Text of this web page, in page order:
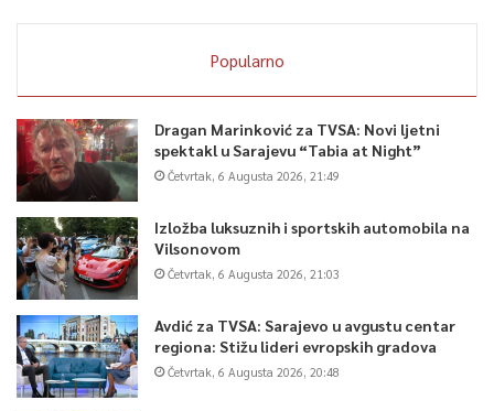
Popularno
Dragan Marinković za TVSA: Novi ljetni
spektakl u Sarajevu “Tabia at Night”
Četvrtak, 6 Augusta 2026, 21:49
Izložba luksuznih i sportskih automobila na
Vilsonovom
Četvrtak, 6 Augusta 2026, 21:03
Avdić za TVSA: Sarajevo u avgustu centar
regiona: Stižu lideri evropskih gradova
Četvrtak, 6 Augusta 2026, 20:48